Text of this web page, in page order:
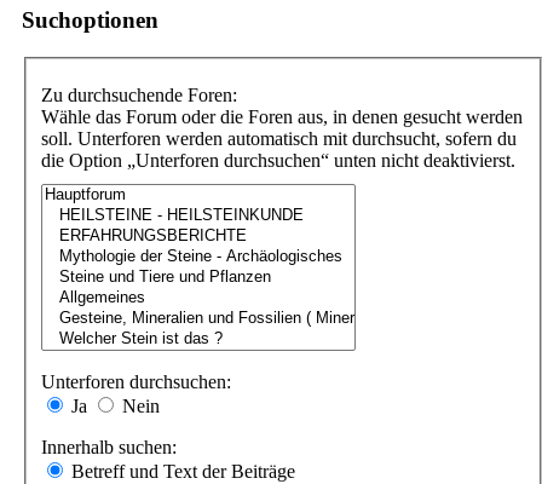
Suchoptionen
Zu durchsuchende Foren:
Wähle das Forum oder die Foren aus, in denen gesucht werden
soll. Unterforen werden automatisch mit durchsucht, sofern du
die Option „Unterforen durchsuchen“ unten nicht deaktivierst.
Unterforen durchsuchen:
Ja
Nein
Innerhalb suchen:
Betreff und Text der Beiträge